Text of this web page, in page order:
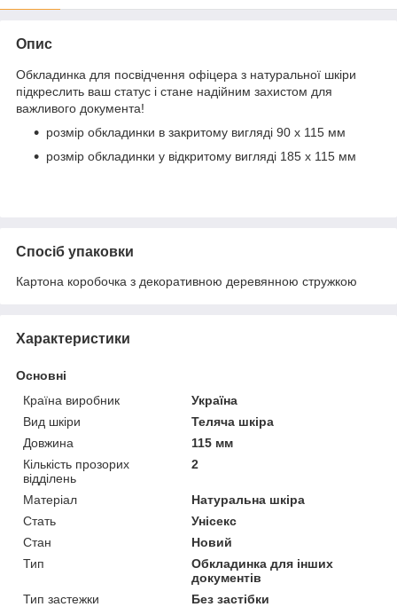
Опис
Обкладинка для посвідчення офіцера з натуральної шкіри
підкреслить ваш статус і стане надійним захистом для
важливого документа!
розмір обкладинки в закритому вигляді 90 х 115 мм
розмір обкладинки у відкритому вигляді 185 х 115 мм
Спосіб упаковки
Картона коробочка з декоративною деревянною стружкою
Характеристики
Основні
Країна виробник
Україна
Вид шкіри
Теляча шкіра
Довжина
115 мм
Кількість прозорих
відділень
2
Матеріал
Натуральна шкіра
Стать
Унісекс
Стан
Новий
Тип
Обкладинка для інших
документів
Тип застежки
Без застібки